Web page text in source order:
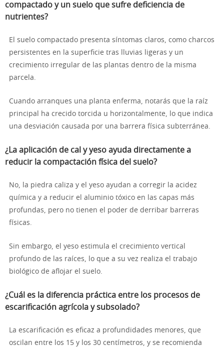
compactado y un suelo que sufre deficiencia de
nutrientes?
El suelo compactado presenta síntomas claros, como charcos
persistentes en la superficie tras lluvias ligeras y un
crecimiento irregular de las plantas dentro de la misma
parcela.
Cuando arranques una planta enferma, notarás que la raíz
principal ha crecido torcida u horizontalmente, lo que indica
una desviación causada por una barrera física subterránea.
¿La aplicación de cal y yeso ayuda directamente a
reducir la compactación física del suelo?
No, la piedra caliza y el yeso ayudan a corregir la acidez
química y a reducir el aluminio tóxico en las capas más
profundas, pero no tienen el poder de derribar barreras
físicas.
Sin embargo, el yeso estimula el crecimiento vertical
profundo de las raíces, lo que a su vez realiza el trabajo
biológico de aflojar el suelo.
¿Cuál es la diferencia práctica entre los procesos de
escarificación agrícola y subsolado?
La escarificación es eficaz a profundidades menores, que
oscilan entre los 15 y los 30 centímetros, y se recomienda